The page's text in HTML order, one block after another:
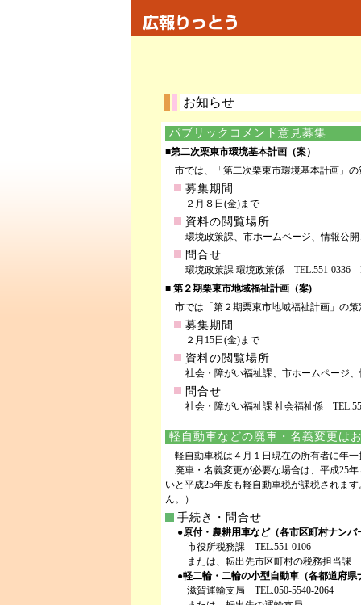
お知らせ
パブリックコメント意見募集
■第二次栗東市環境基本計画（案）
市では、「第二次栗東市環境基本計画」
募集期間
２月８日(金)まで
資料の閲覧場所
環境政策課、市ホームページ、情報公
問合せ
環境政策課 環境政策係 TEL.551-0336
■ 第２期栗東市地域福祉計画（案)
市では「第２期栗東市地域福祉計画」の
募集期間
２月15日(金)まで
資料の閲覧場所
社会・障がい福祉課、市ホームページ
問合せ
社会・障がい福祉課 社会福祉係
軽自動車などの廃車・名義変更は
軽自動車税は４月１日現在の所有者に年一
廃車・名義変更が必要な場合は、平成25
いと平成25年度も軽自動車税が課税されま
ん。）
手続き・問合せ
●原付・農耕用車など（各市区町村ナンバ
市役所税務課 TEL.551-0106
または、転出先市区町村の税務担当課
●軽二輪・二輪の小型自動車（各都道府県
滋賀運輸支局 TEL.050-5540-2064